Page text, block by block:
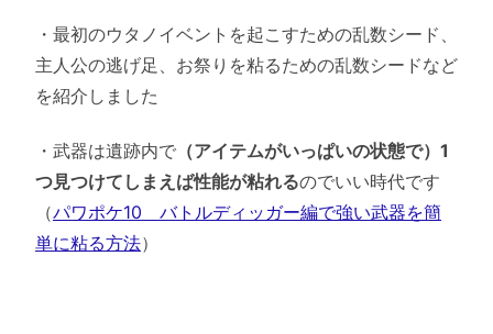
・最初のウタノイベントを起こすための乱数シード、
主人公の逃げ足、お祭りを粘るための乱数シードなど
を紹介しました
・武器は遺跡内で （アイテムがいっぱいの状態で）1
つ見つけてしまえば性能が粘れるのでいい時代です
（パワポケ10 バトルディッガー編で強い武器を簡
単に粘る方法）